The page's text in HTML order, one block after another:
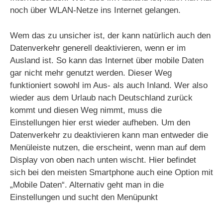
noch über WLAN-Netze ins Internet gelangen.
Wem das zu unsicher ist, der kann natürlich auch den
Datenverkehr generell deaktivieren, wenn er im
Ausland ist. So kann das Internet über mobile Daten
gar nicht mehr genutzt werden. Dieser Weg
funktioniert sowohl im Aus- als auch Inland. Wer also
wieder aus dem Urlaub nach Deutschland zurück
kommt und diesen Weg nimmt, muss die
Einstellungen hier erst wieder aufheben. Um den
Datenverkehr zu deaktivieren kann man entweder die
Menüleiste nutzen, die erscheint, wenn man auf dem
Display von oben nach unten wischt. Hier befindet
sich bei den meisten Smartphone auch eine Option mit
„Mobile Daten“. Alternativ geht man in die
Einstellungen und sucht den Menüpunkt